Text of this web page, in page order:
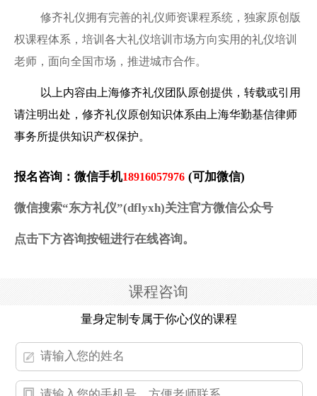
修齐礼仪拥有完善的礼仪师资课程系统，独家原创版
权课程体系，培训各大礼仪培训市场方向实用的礼仪培训
老师，面向全国市场，推进城市合作。
以上内容由上海修齐礼仪团队原创提供，转载或引用
请注明出处，修齐礼仪原创知识体系由上海华勤基信律师
事务所提供知识产权保护。
报名咨询：微信手机18916057976 (可加微信)
微信搜索“东方礼仪”(dflyxh)关注官方微信公众号
点击下方咨询按钮进行在线咨询。
课程咨询
量身定制专属于你心仪的课程